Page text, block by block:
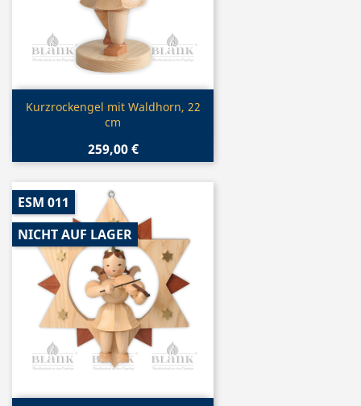
Vorschau
Kurzrockengel mit Waldhorn, 22
cm
259,00 €
ESM 011
NICHT AUF LAGER